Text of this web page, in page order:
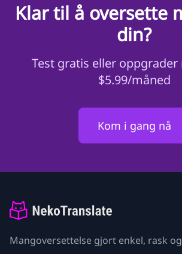
Klar til å oversette
din?
Test gratis eller oppgrader
$5.99/måned
Kom i gang nå
Mangoversettelse gjort enkel, rask